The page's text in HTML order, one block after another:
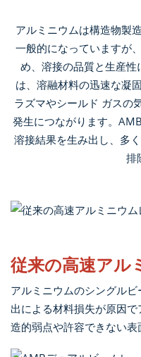
アルミニウムは構造物製
一般的になっていますが
め、溶接の品質と生産
は、溶融材料の迅速な凝
ラズマやシールド ガスの
発生につながります。
溶接結果を生み出し、多
排
従来の高速アル
アルミニウムのシングル
出による材料損失が原因
造的弱点や許容できない表